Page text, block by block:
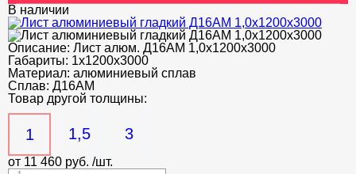
ЭЛЕКТРОДЫ
ДЕКОРАТИВНЫЙ УГОЛОК
МЕТАЛЛИЧЕСКИЕ ПОРОГИ НАПОЛЬНЫЕ (ДЛЯ ПОЛА),
РАСКЛАДКА, ПЛИНТУС
В наличии
Описание: Лист алюм. Д16АМ 1,0х1200х3000
Габариты: 1х1200х3000
Материал: алюминиевый сплав
Сплав: Д16АM
Товар другой толщины:
1 1,5 3
от 11 460 руб. /шт.